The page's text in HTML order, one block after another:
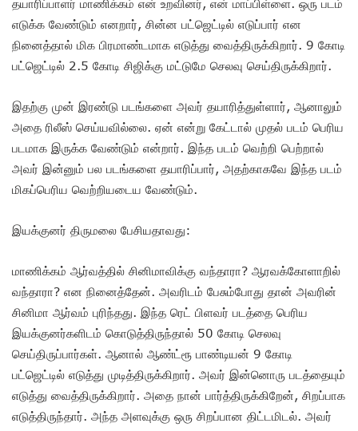
தயாரிப்பாளர் மாணிக்கம் என் உறவினர், என் மாப்பிள்ளை. ஒரு படம்
எடுக்க வேண்டும் எனறார், சின்ன பட்ஜெட்டில் எடுப்பார் என
நினைத்தால் மிக பிரமாண்டமாக எடுத்து வைத்திருக்கிறார். 9 கோடி
பட்ஜெட்டில் 2.5 கோடி சிஜிக்கு மட்டுமே செலவு செய்திருக்கிறார்.
இதற்கு முன் இரண்டு படங்களை அவர் தயாரித்துள்ளார், ஆனாலும்
அதை ரிலீஸ் செய்யவில்லை. ஏன் என்று கேட்டால் முதல் படம் பெரிய
படமாக இருக்க வேண்டும் என்றார். இந்த படம் வெற்றி பெற்றால்
அவர் இன்னும் பல படங்களை தயாரிப்பார், அதற்காகவே இந்த படம்
மிகப்பெரிய வெற்றியடைய வேண்டும்.
இயக்குனர் திருமலை பேசியதாவது:
மாணிக்கம் ஆர்வத்தில் சினிமாவிக்கு வந்தாரா? ஆரவக்கோளாறில்
வந்தாரா? என நினைத்தேன். அவரிடம் பேசும்போது தான் அவரின்
சினிமா ஆர்வம் புரிந்தது. இந்த ரெட் பிளவர் படத்தை பெரிய
இயக்குனர்களிடம் கொடுத்திருந்தால் 50 கோடி செலவு
செய்திருப்பார்கள். ஆனால் ஆண்ட்ரூ பாண்டியன் 9 கோடி
பட்ஜெட்டில் எடுத்து முடித்திருக்கிறார். அவர் இன்னொரு படத்தையும்
எடுத்து வைத்திருக்கிறார். அதை நான் பார்த்திருக்கிறேன், சிறப்பாக
எடுத்திருந்தார். அந்த அளவுக்கு ஒரு சிறப்பான திட்டமிடல். அவர்